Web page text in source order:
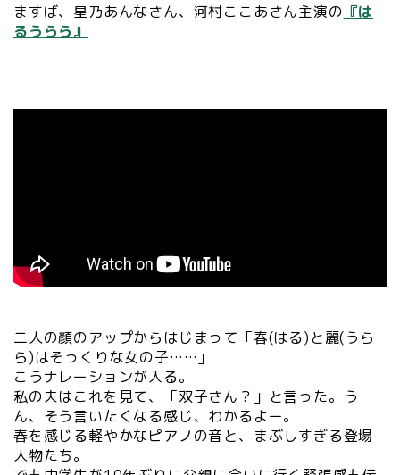
ますば、星乃あんなさん、河村ここあさん主演の 『は
るうらら』
二人の顔のアップからはじまって「春(はる)と麗(うら
ら)はそっくりな女の子……」
こうナレーションが入る。
私の夫はこれを見て、「双子さん？」と言った。う
ん、そう言いたくなる感じ、わかるよー。
春を感じる軽やかなピアノの音と、まぶしすぎる登場
人物たち。